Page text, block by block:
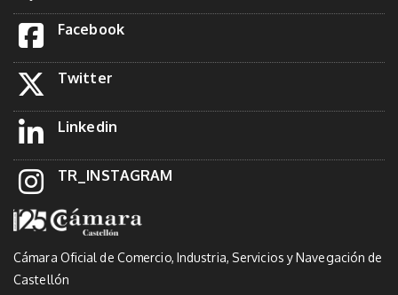
Facebook
Twitter
Linkedin
TR_INSTAGRAM
Cámara Oficial de Comercio, Industria, Servicios y Navegación de
Castellón